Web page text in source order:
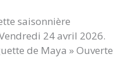
saisonnière
24 avril 2026.
de Maya » Ouverte